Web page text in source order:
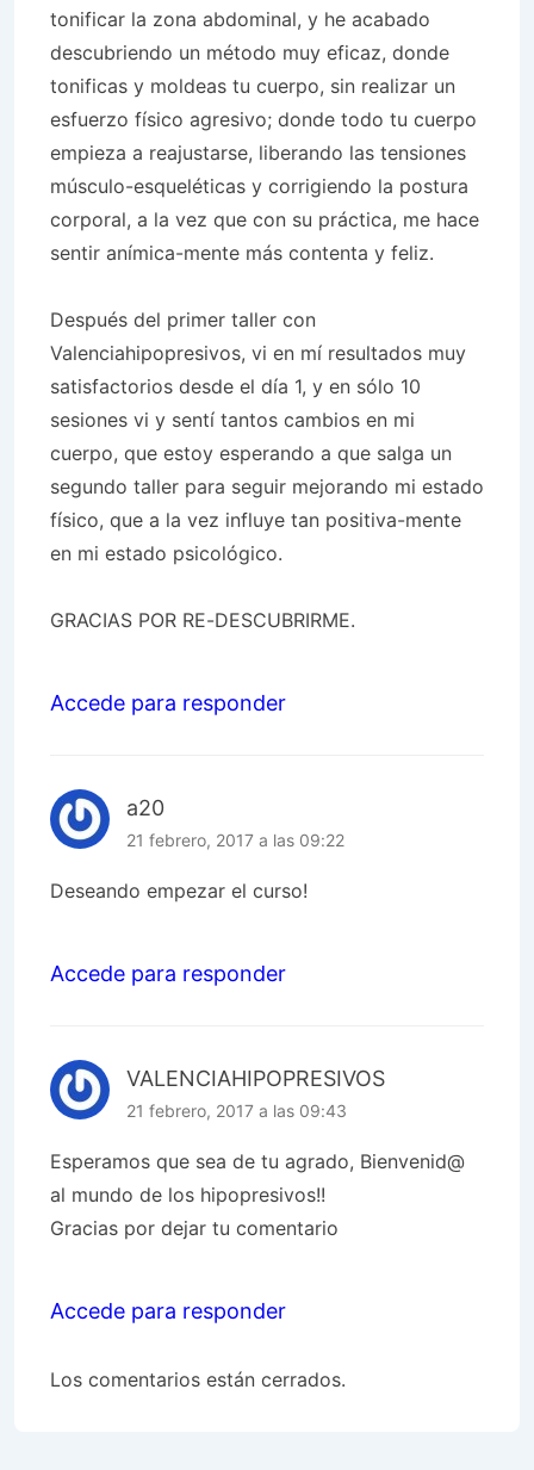
tonificar la zona abdominal, y he acabado
descubriendo un método muy eficaz, donde
tonificas y moldeas tu cuerpo, sin realizar un
esfuerzo físico agresivo; donde todo tu cuerpo
empieza a reajustarse, liberando las tensiones
músculo-esqueléticas y corrigiendo la postura
corporal, a la vez que con su práctica, me hace
sentir anímica-mente más contenta y feliz.
Después del primer taller con
Valenciahipopresivos, vi en mí resultados muy
satisfactorios desde el día 1, y en sólo 10
sesiones vi y sentí tantos cambios en mi
cuerpo, que estoy esperando a que salga un
segundo taller para seguir mejorando mi estado
físico, que a la vez influye tan positiva-mente
en mi estado psicológico.
GRACIAS POR RE-DESCUBRIRME.
Accede para responder
a20
21 febrero, 2017 a las 09:22
Deseando empezar el curso!
Accede para responder
VALENCIAHIPOPRESIVOS
21 febrero, 2017 a las 09:43
Esperamos que sea de tu agrado, Bienvenid@
al mundo de los hipopresivos!!
Gracias por dejar tu comentario
Accede para responder
Los comentarios están cerrados.